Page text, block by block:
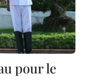
pour le